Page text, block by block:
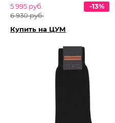
5 995 руб.
6 930 руб.
-13%
Купить на ЦУМ